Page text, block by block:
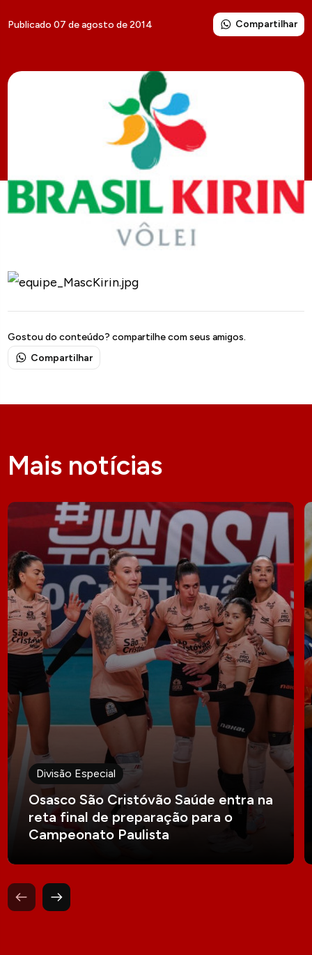
Publicado 07 de agosto de 2014 Compartilhar
Gostou do conteúdo? compartilhe com seus amigos.
Compartilhar
Mais notícias
Divisão Especial
Osasco São Cristóvão Saúde entra na
reta final de preparação para o
Campeonato Paulista